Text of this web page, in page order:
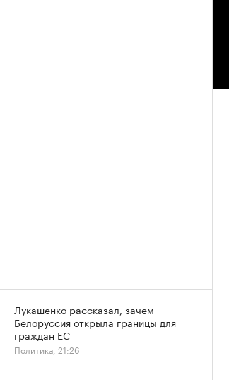
Лукашенко рассказал, зачем
Белоруссия открыла границы для
граждан ЕС
Политика, 21:26